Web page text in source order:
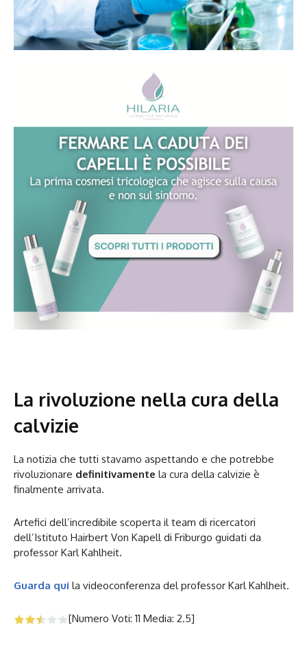
La rivoluzione nella cura della
calvizie
La notizia che tutti stavamo aspettando e che potrebbe
rivoluzionare definitivamente la cura della calvizie è
finalmente arrivata.
Artefici dell’incredibile scoperta il team di ricercatori
dell’Istituto Hairbert Von Kapell di Friburgo guidati da
professor Karl Kahlheit.
Guarda qui la videoconferenza del professor Karl Kahlheit.
[Numero Voti: 11 Media: 2.5]